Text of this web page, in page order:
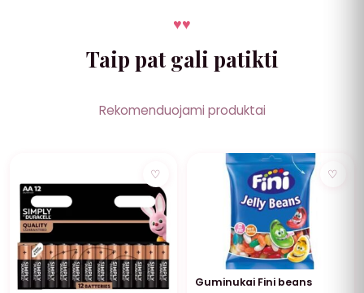
♥♥
Taip pat gali patikti
Rekomenduojami produktai
♡ NUOLAIDA ♡
Guminukai Fini beans